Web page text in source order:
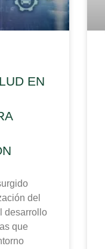
EN
del
desarrollo
que